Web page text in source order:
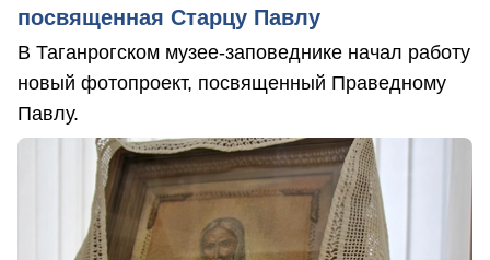
посвященная Старцу Павлу
В Таганрогском музее-заповеднике начал работу
новый фотопроект, посвященный Праведному
Павлу.